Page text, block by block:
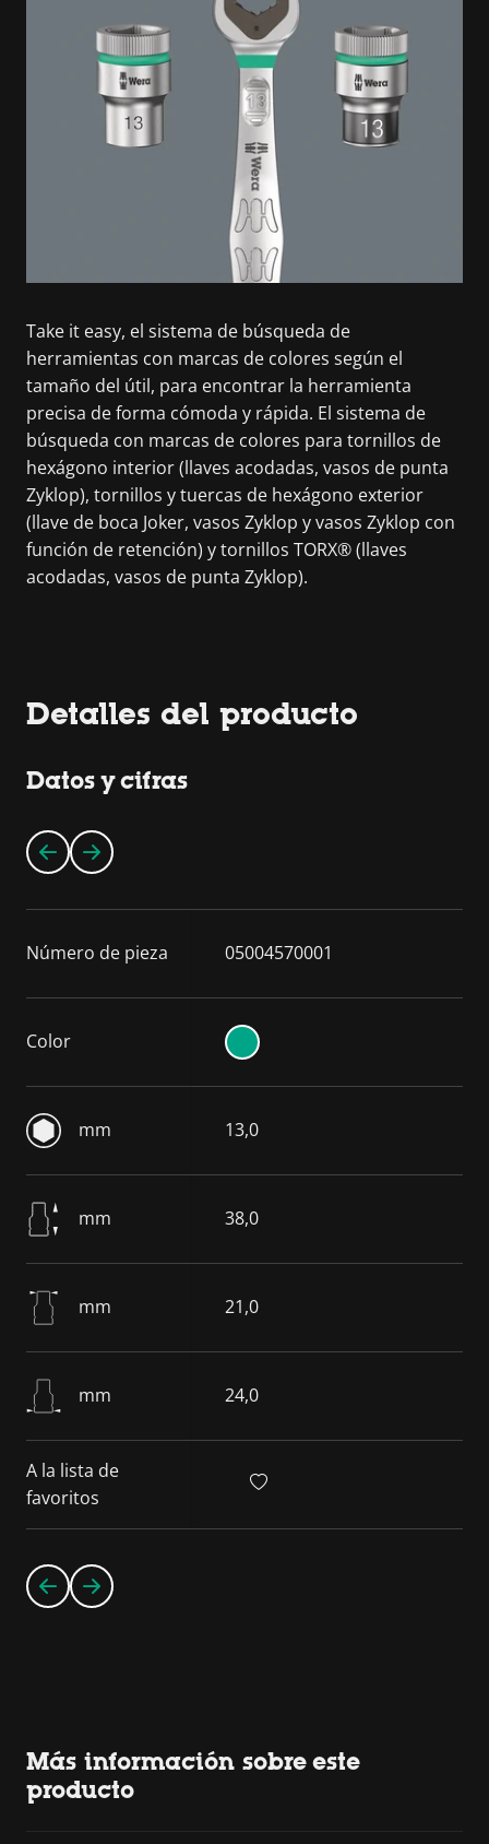
Take it easy, el sistema de búsqueda de
herramientas con marcas de colores según el
tamaño del útil, para encontrar la herramienta
precisa de forma cómoda y rápida. El sistema de
búsqueda con marcas de colores para tornillos de
hexágono interior (llaves acodadas, vasos de punta
Zyklop), tornillos y tuercas de hexágono exterior
(llave de boca Joker, vasos Zyklop y vasos Zyklop con
función de retención) y tornillos TORX® (llaves
acodadas, vasos de punta Zyklop).
Detalles del producto
Datos y cifras
Número de pieza 05004570001
Color
mm 13,0
mm 38,0
mm 21,0
mm 24,0
A la lista de
favoritos
Más información sobre este
producto